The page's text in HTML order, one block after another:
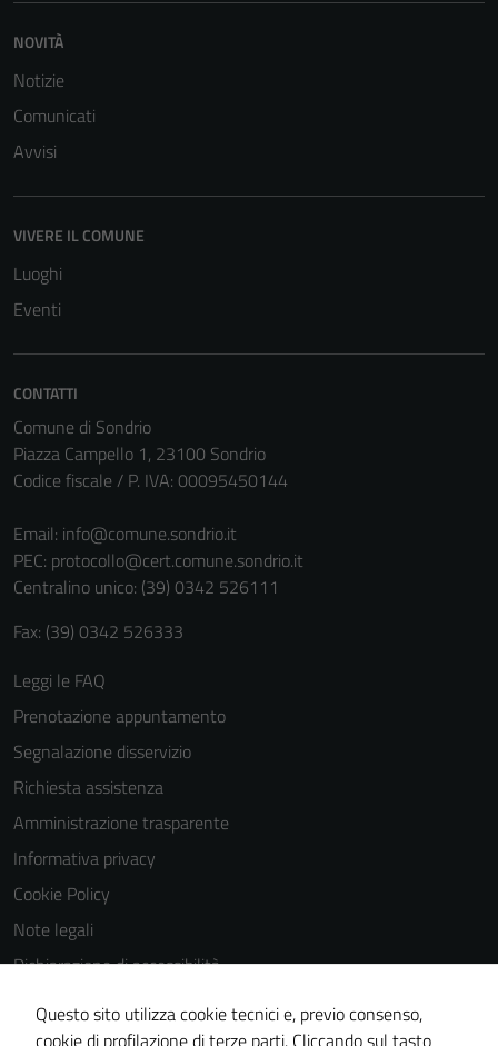
NOVITÀ
Notizie
Comunicati
Avvisi
VIVERE IL COMUNE
Luoghi
Eventi
CONTATTI
Comune di Sondrio
Piazza Campello 1, 23100 Sondrio
Codice fiscale / P. IVA: 00095450144
Email: info@comune.sondrio.it
PEC: protocollo@cert.comune.sondrio.it
Centralino unico: (39) 0342 526111
Fax: (39) 0342 526333
Leggi le FAQ
Prenotazione appuntamento
Segnalazione disservizio
Richiesta assistenza
Amministrazione trasparente
Informativa privacy
Cookie Policy
Note legali
Dichiarazione di accessibilità
Dichiarazione di accessibilità Servizi
Whistleblowing
Questo sito utilizza cookie tecnici e, previo consenso,
cookie di profilazione di terze parti. Cliccando sul tasto
Questi cookie
personali.